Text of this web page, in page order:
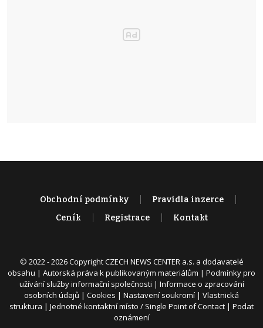
Obchodní podmínky
Pravidla inzerce
Ceník
Registrace Kontakt
© 2022 - 2026 Copyright CZECH NEWS CENTER a.s. a dodavatelé
obsahu | Autorská práva k publikovaným materiálům | Podmínky pro
užívání služby informační společnosti | Informace o zpracování
osobních údajů | Cookies | Nastavení soukromí | Vlastnická
struktura | Jednotné kontaktní místo / Single Point of Contact | Podat
oznámení